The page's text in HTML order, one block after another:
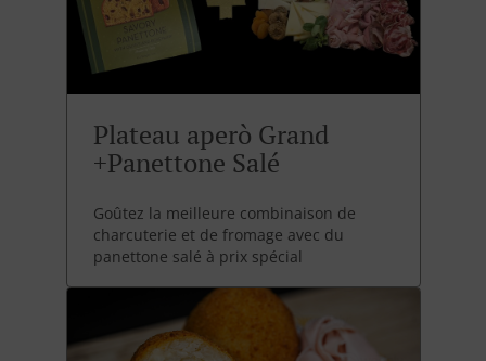
Plateau aperò Grand
+Panettone Salé
Goûtez la meilleure combinaison de
charcuterie et de fromage avec du
panettone salé à prix spécial